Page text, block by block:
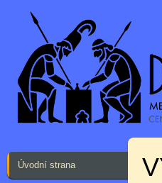
Úvodní strana